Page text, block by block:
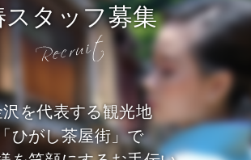
スタッフ募集
沢を代表する観光地
「ひがし茶屋街」で